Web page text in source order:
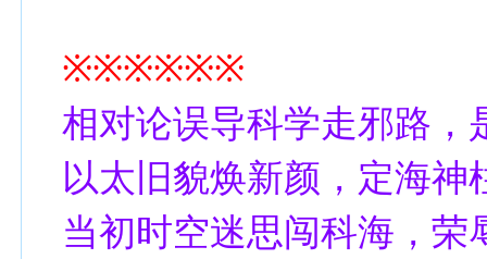
※※※※※※
相对论误导科学走邪路，
以太旧貌焕新颜，定海神
当初时空迷思闯科海，